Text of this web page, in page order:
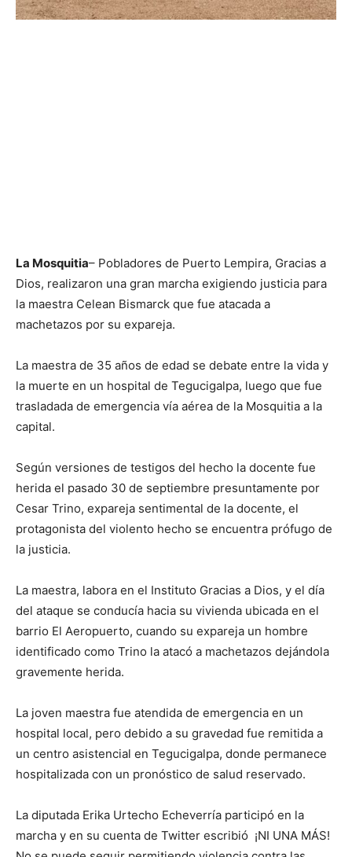
La Mosquitia– Pobladores de Puerto Lempira, Gracias a
Dios, realizaron una gran marcha exigiendo justicia para
la maestra Celean Bismarck que fue atacada a
machetazos por su expareja.
La maestra de 35 años de edad se debate entre la vida y
la muerte en un hospital de Tegucigalpa, luego que fue
trasladada de emergencia vía aérea de la Mosquitia a la
capital.
Según versiones de testigos del hecho la docente fue
herida el pasado 30 de septiembre presuntamente por
Cesar Trino, expareja sentimental de la docente, el
protagonista del violento hecho se encuentra prófugo de
la justicia.
La maestra, labora en el Instituto Gracias a Dios, y el día
del ataque se conducía hacia su vivienda ubicada en el
barrio El Aeropuerto, cuando su expareja un hombre
identificado como Trino la atacó a machetazos dejándola
gravemente herida.
La joven maestra fue atendida de emergencia en un
hospital local, pero debido a su gravedad fue remitida a
un centro asistencial en Tegucigalpa, donde permanece
hospitalizada con un pronóstico de salud reservado.
La diputada Erika Urtecho Echeverría participó en la
marcha y en su cuenta de Twitter escribió ¡NI UNA MÁS!